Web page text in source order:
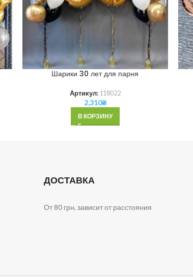
Шарики 30 лет для парня
Артикул: 118022
2,310₴
В КОРЗИНУ
ДОСТАВКА
От 80 грн, зависит от расстояния